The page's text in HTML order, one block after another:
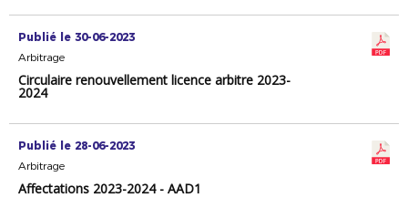
Publié le 30-06-2023
Arbitrage
Circulaire renouvellement licence arbitre 2023-
2024
Publié le 28-06-2023
Arbitrage
Affectations 2023-2024 - AAD1